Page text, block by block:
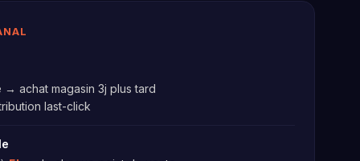
achat magasin 3j plus tard
last-click